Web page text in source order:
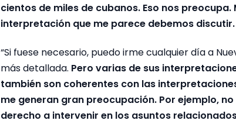
cientos de miles de cubanos. Eso nos
interpretación que me parece debemos discutir.
“Si fuese necesario, puedo irme cualquier día a
más detallada. Pero varias de sus
también son coherentes con las
me generan gran preocupación. Por ejemplo,
derecho a intervenir en los asuntos